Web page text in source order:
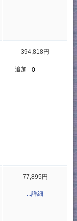
394,818円
追加:
77,895円
...詳細